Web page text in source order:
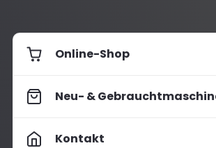
Online-Shop
Neu- &
Kontakt